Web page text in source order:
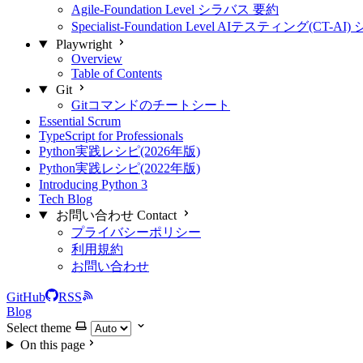
Agile-Foundation Level シラバス 要約
Specialist-Foundation Level AIテスティング(CT-AI)
Playwright
Overview
Table of Contents
Git
Gitコマンドのチートシート
Essential Scrum
TypeScript for Professionals
Python実践レシピ(2026年版)
Python実践レシピ(2022年版)
Introducing Python 3
Tech Blog
お問い合わせ Contact
プライバシーポリシー
利用規約
お問い合わせ
GitHub
RSS
Blog
Select theme
On this page